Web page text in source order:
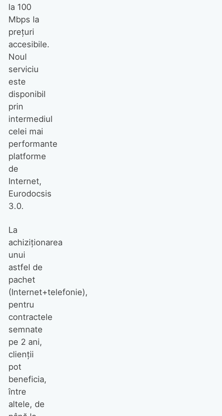
la 100
Mbps la
preţuri
accesibile.
Noul
serviciu
este
disponibil
prin
intermediul
celei mai
performante
platforme
de
Internet,
Eurodocsis
3.0.
La
achiziţionarea
unui
astfel de
pachet
(Internet+telefonie),
pentru
contractele
semnate
pe 2 ani,
clienţii
pot
beneficia,
între
altele, de